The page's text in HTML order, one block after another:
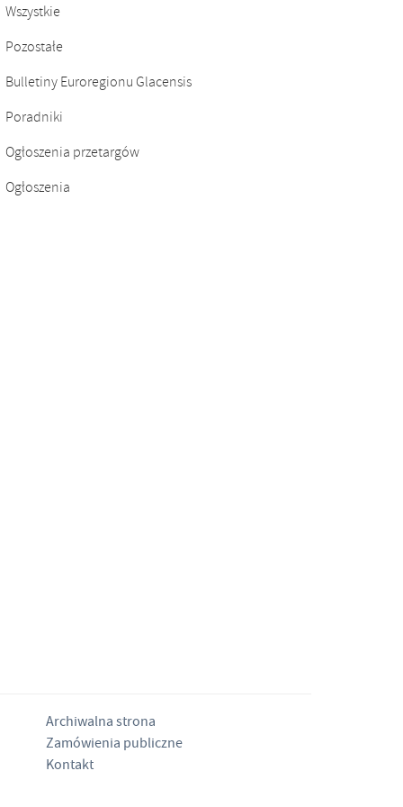
Wszystkie
Pozostałe
Bulletiny Euroregionu Glacensis
Poradniki
Ogłoszenia przetargów
Ogłoszenia
Archiwalna strona
Zamówienia publiczne
Kontakt